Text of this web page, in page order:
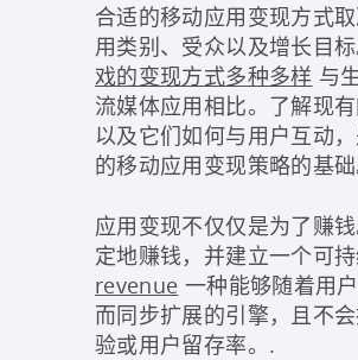
合适的移动应用变现方式
用类别、受众以及增长目
戏的变现方式多种多样 与
流媒体应用相比。了解现
以及它们如何与用户互动
的移动应用变现策略的基
应用变现不仅仅是为了赚
定地赚钱，并建立一个可
revenue 一种能够随着用
而同步扩展的引擎，且不
验或用户留存率。.